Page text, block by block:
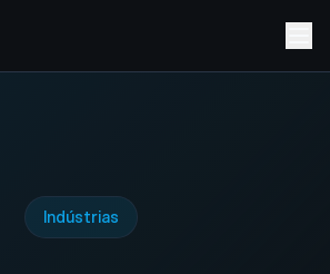
Indústrias